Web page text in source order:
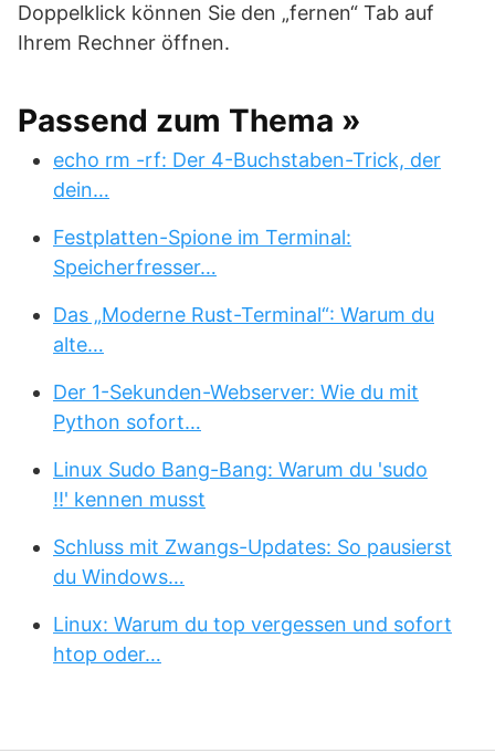
Doppelklick können Sie den „fernen“ Tab auf
Ihrem Rechner öffnen.
Passend zum Thema »
echo rm -rf: Der 4-Buchstaben-Trick, der
dein…
Festplatten-Spione im Terminal:
Speicherfresser…
Das „Moderne Rust-Terminal“: Warum du
alte…
Der 1-Sekunden-Webserver: Wie du mit
Python sofort…
Linux Sudo Bang-Bang: Warum du 'sudo
!!' kennen musst
Schluss mit Zwangs-Updates: So pausierst
du Windows…
Linux: Warum du top vergessen und sofort
htop oder…